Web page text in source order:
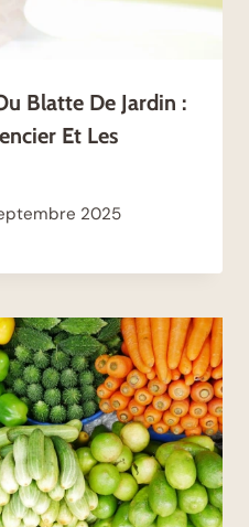
Blatte De Jardin :
Et Les
2025